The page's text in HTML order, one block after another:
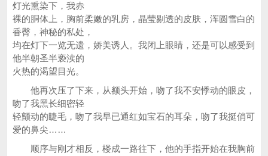
灯光熏染下，我赤
裸的胴体上，胸前柔嫩的乳房，晶莹剔透的皮肤，浑圆雪白的
香臀，神秘的私处，
均在灯下一览无遗，娇美诱人。我闭上眼睛，还是可以感受到
他半朝圣半亵渎的
火热的渴望目光。
他再次压了下来，从额头开始，吻了我不安悸动的眼皮，
吻了我黑长细密轻
轻颤动的睫毛，吻了我早已通红如宝石的耳朵，吻了我挺俏可
爱的鼻尖……
顺序与刚才相反，楼成一路往下，他的手指开始在我胸前